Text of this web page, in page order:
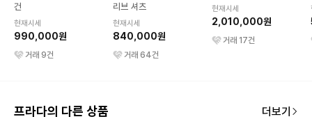
건
현재시세
990,000원
거래 9건
리브 셔츠
현재시세
840,000원
거래 64건
현재시세
2,010,000원
거래 17건
프라다의 다른 상품 더보기